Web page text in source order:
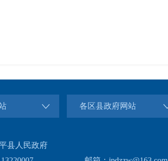
各区县政府网站
县人民政府